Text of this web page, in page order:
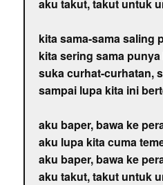
aku takut, takut untuk
kita sama-sama saling
kita sering sama
suka curhat-curhatan,
sampai lupa kita ini
aku baper, bawa ke
aku lupa kita cuma
aku baper, bawa ke
aku takut, takut untuk